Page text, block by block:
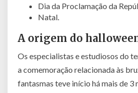
Dia da Proclamação da
Natal.
A origem do
Os especialistas e estudiosos do
a comemoração relacionada às
fantasmas teve início há mais de 3